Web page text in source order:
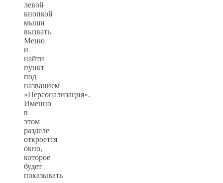
левой
кнопкой
мыши
вызвать
Меню
и
найти
пункт
под
названием
«Персонализация».
Именно
в
этом
разделе
откроется
окно,
которое
будет
показывать